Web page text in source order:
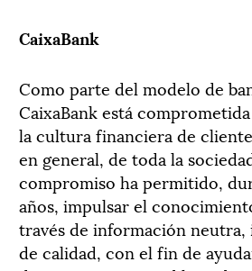
CaixaBank
Como parte del modelo de
CaixaBank está
la cultura financiera de
en general, de toda la
compromiso ha permitido,
años, impulsar el
través de información
de calidad, con el fin de